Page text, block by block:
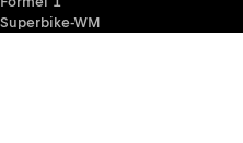
Superbike-WM